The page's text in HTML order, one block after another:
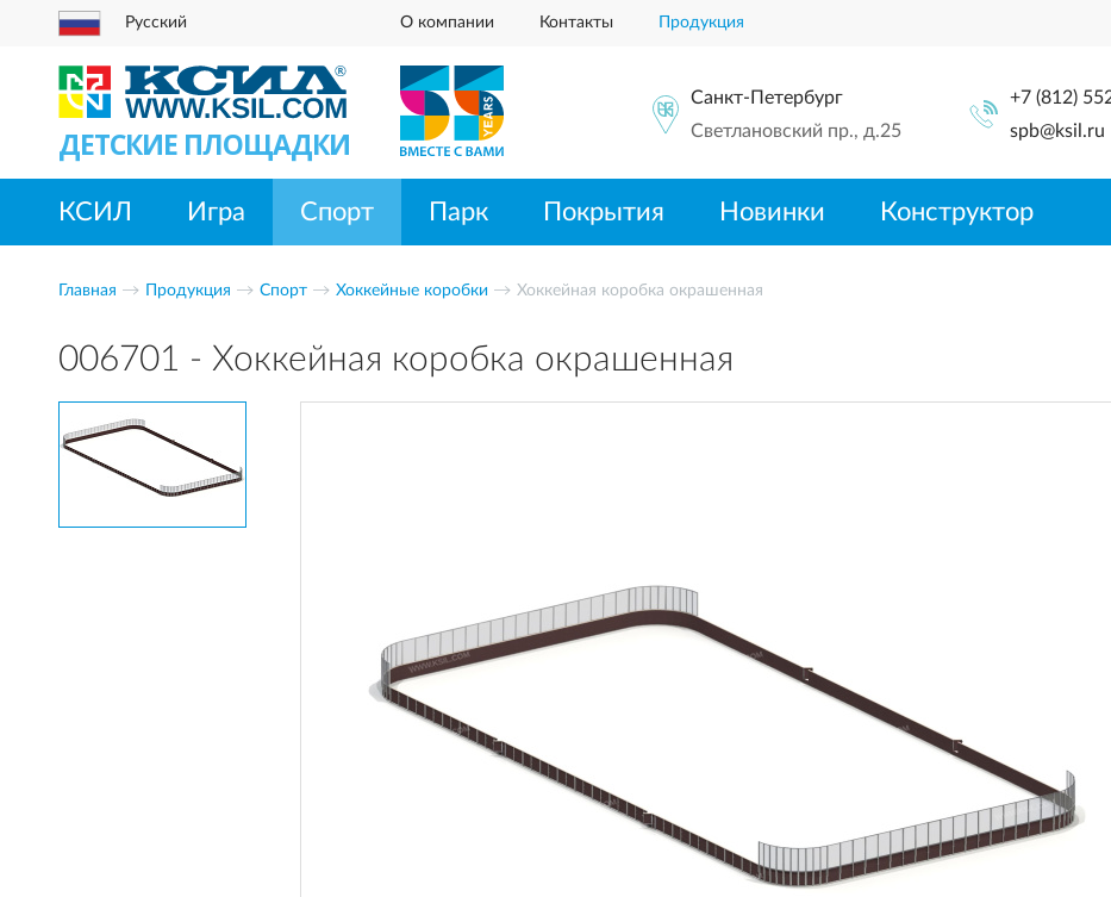
Русский О компании Контакты Продукция
ДЕТСКИЕ ПЛОЩАДКИ
Санкт-Петербург
Светлановский пр., д.25
+7 (812)
spb@ksil.ru
КСИЛ Игра Спорт Парк Покрытия Новинки Конструктор
Главная Продукция Спорт Хоккейные коробки Хоккейная коробка окрашенная
006701 - Хоккейная коробка окрашенная